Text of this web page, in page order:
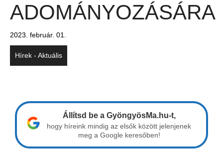
ADOMÁNYOZÁSÁRA
2023. február. 01.
Hírek - Aktuális
Állítsd be a GyöngyösMa.hu-t,
hogy híreink mindig az elsők között jelenjenek
meg a Google keresőben!